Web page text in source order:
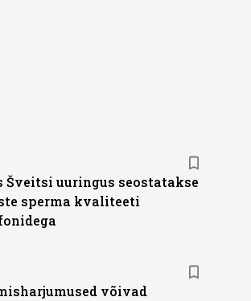
Šveitsi uuringus seostatakse
sperma kvaliteeti
võivad